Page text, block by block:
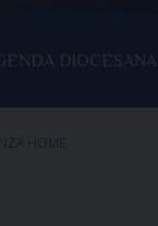
DIOCESANA
HOME